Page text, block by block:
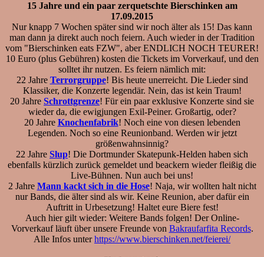
15 Jahre und ein paar zerquetschte Bierschinken am
17.09.2015
Nur knapp 7 Wochen später sind wir noch älter als 15! Das kann
man dann ja direkt auch noch feiern. Auch wieder in der Tradition
vom "Bierschinken eats FZW", aber ENDLICH NOCH TEURER!
10 Euro (plus Gebühren) kosten die Tickets im Vorverkauf, und den
solltet ihr nutzen. Es feiern nämlich mit:
22 Jahre Terrorgruppe! Bis heute unerreicht. Die Lieder sind
Klassiker, die Konzerte legendär. Nein, das ist kein Traum!
20 Jahre Schrottgrenze! Für ein paar exklusive Konzerte sind sie
wieder da, die ewigjungen Exil-Peiner. Großartig, oder?
20 Jahre Knochenfabrik! Noch eine von diesen lebenden
Legenden. Noch so eine Reunionband. Werden wir jetzt
größenwahnsinnig?
22 Jahre Slup! Die Dortmunder Skatepunk-Helden haben sich
ebenfalls kürzlich zurück gemeldet und beackern wieder fleißig die
Live-Bühnen. Nun auch bei uns!
2 Jahre Mann kackt sich in die Hose! Naja, wir wollten halt nicht
nur Bands, die älter sind als wir. Keine Reunion, aber dafür ein
Auftritt in Urbesetzung! Haltet eure Biere fest!
Auch hier gilt wieder: Weitere Bands folgen! Der Online-
Vorverkauf läuft über unsere Freunde von Bakraufarfita Records.
Alle Infos unterhttps://www.bierschinken.net/feierei/